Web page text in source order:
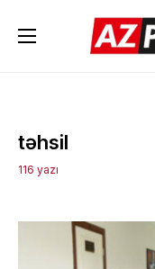
təhsil
116 yazı